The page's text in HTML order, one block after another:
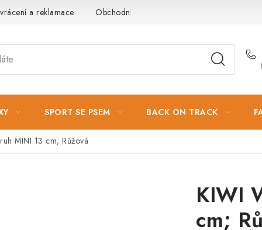
a reklamace Obchodní podmínky
SPORT SE PSEM BACK ON TRACK
MINI 13 cm; Růžová
KIWI
cm;